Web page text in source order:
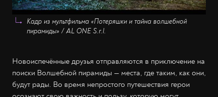
Кадр из мультфильма «Потеряшки и тайна волшебной
пирамиды» / AL ONE S.r.l.
Новоиспечённые друзья отправляются в приключение на
поиски Волшебной пирамиды — места, где таким, как они,
будут рады. Во время непростого путешествия герои